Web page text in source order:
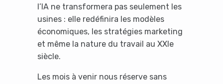
l’IA ne transformera pas seulement les
usines : elle redéfinira les modèles
économiques, les stratégies marketing
et même la nature du travail au XXIe
siècle.
Les mois à venir nous réserve sans